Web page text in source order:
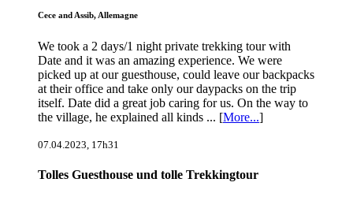
Cece and Assib, Allemagne
We took a 2 days/1 night private trekking tour with
Date and it was an amazing experience. We were
picked up at our guesthouse, could leave our backpacks
at their office and take only our daypacks on the trip
itself. Date did a great job caring for us. On the way to
the village, he explained all kinds ... [More...]
07.04.2023, 17h31
Tolles Guesthouse und tolle Trekkingtour